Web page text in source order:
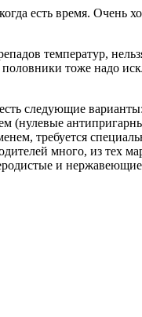
есть время. Очень
температур,
тоже надо
следующие
требуется
много, из
и